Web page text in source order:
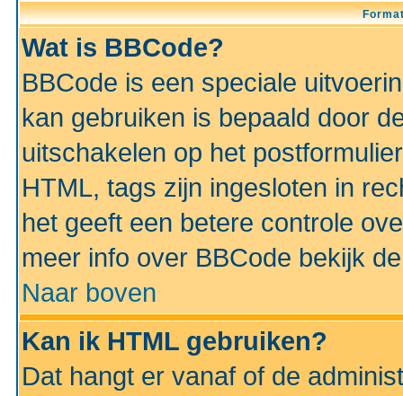
Wat is BBCode?
BBCode is een speciale
kan gebruiken is bepaald door
uitschakelen op het
HTML, tags zijn ingesloten in
het geeft een betere controle
meer info over BBCode bekijk
Naar boven
Kan ik HTML gebruiken?
Dat hangt er vanaf of de